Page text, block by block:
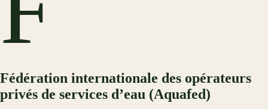
Fédération internationale des opérateurs
privés de services d’eau (Aquafed)